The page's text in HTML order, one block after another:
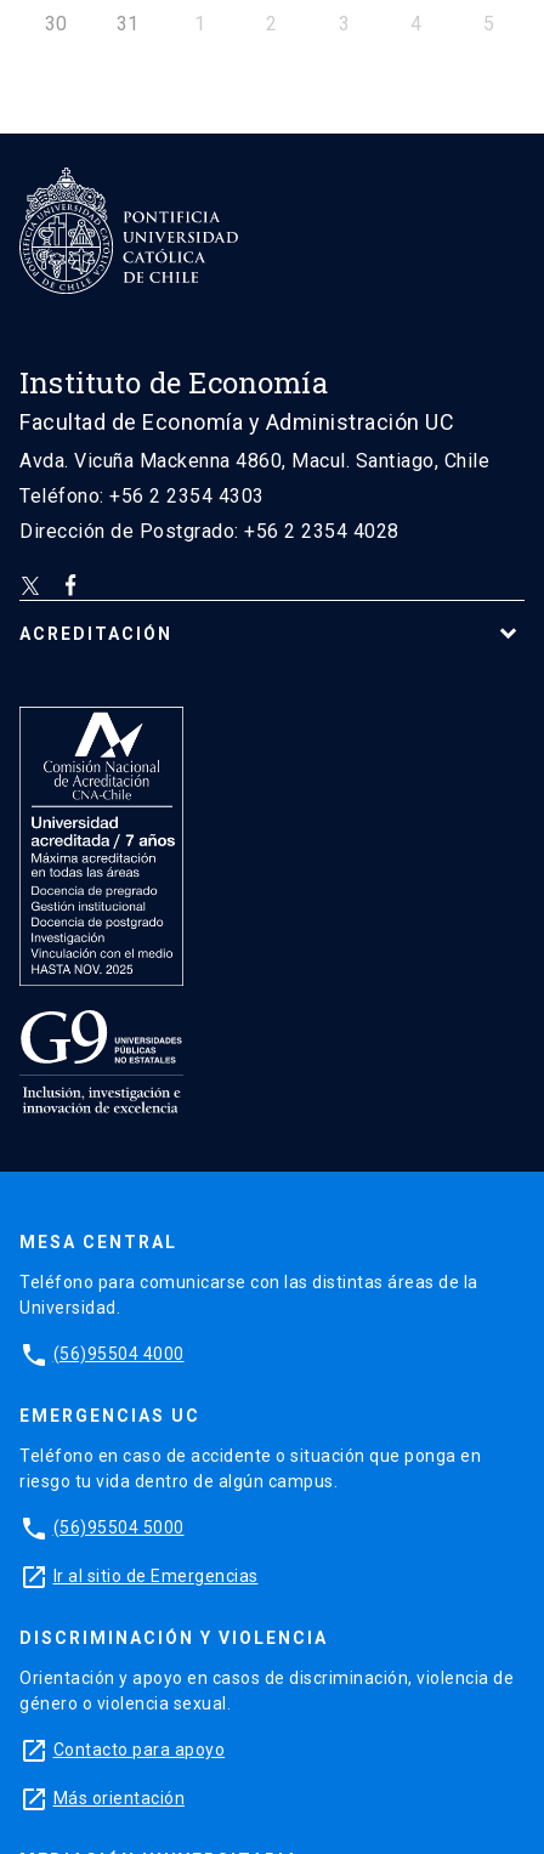
30 31 1 2 3 4 5
Instituto de Economía
Facultad de Economía y Administración UC
Avda. Vicuña Mackenna 4860, Macul. Santiago, Chile
Teléfono: +56 2 2354 4303
Dirección de Postgrado: +56 2 2354 4028
ACREDITACIÓN
MESA CENTRAL
Teléfono para comunicarse con las distintas áreas de la
Universidad.
phone (56)95504 4000
EMERGENCIAS UC
Teléfono en caso de accidente o situación que ponga en
riesgo tu vida dentro de algún campus.
phone (56)95504 5000
launch Ir al sitio de Emergencias
DISCRIMINACIÓN Y VIOLENCIA
Orientación y apoyo en casos de discriminación, violencia de
género o violencia sexual.
launch Contacto para apoyo
launch Más orientación